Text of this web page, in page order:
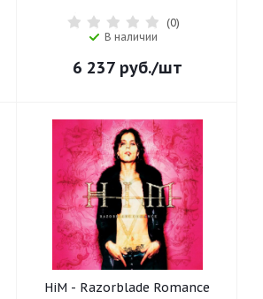
(0)
В наличии
6 237руб./шт
HiM - Razorblade Romance